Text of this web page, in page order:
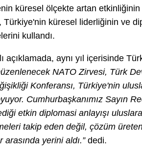
küresel ölçekte artan
küresel liderliğinin ve
kullandı.
açıklamada, aynı yıl içerisinde
NATO Zirvesi, Türk
Konferansı, Türkiye'nin
Cumhurbaşkanımız Sayın
etkin diplomasi anlayışı
takip eden değil, çözüm
yerini aldı.”dedi.